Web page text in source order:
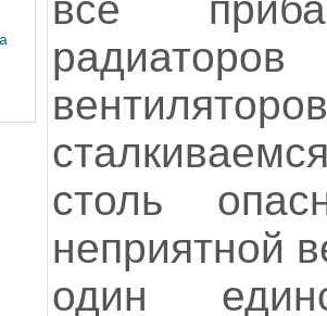
столь
неприятной
один